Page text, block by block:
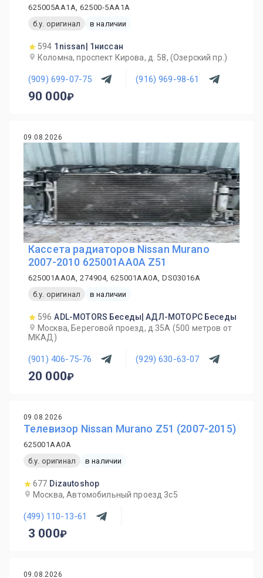
625005AA1A, 62500-5AA1A
б.у. оригинал
в наличии
594 1nissan| 1ниссан
Коломна, проспект Кирова, д. 58, (Озерский пр.)
(909) 699-07-75 (916) 969-98-61
90 000
09.08.2026
Кассета радиаторов Nissan Murano
2007-2010 625001AA0A Z51
625001AA0A, 274904, 625001AA0A, DS03016A
б.у. оригинал
в наличии
596 ADL-MOTORS Беседы| АДЛ-МОТОРС Беседы
Москва, Береговой проезд, д.35А (500 метров от
МКАД)
(901) 406-75-76 (929) 630-63-07
20 000
09.08.2026
Телевизор Nissan Murano Z51 (2007-2015)
625001AA0A
б.у. оригинал
в наличии
677 Dizautoshop
Москва, Автомобильный проезд 3с5
(499) 110-13-61
3 000
09.08.2026